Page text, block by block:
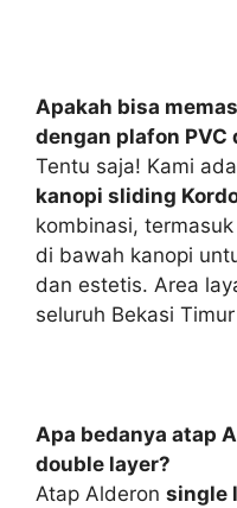
Apakah bisa
dengan plafon PVC
Tentu saja! Kami
kanopi sliding
kombinasi,
di bawah kanopi
dan estetis. Area
seluruh Bekasi
Apa bedanya atap
double layer?
Atap Alderon single